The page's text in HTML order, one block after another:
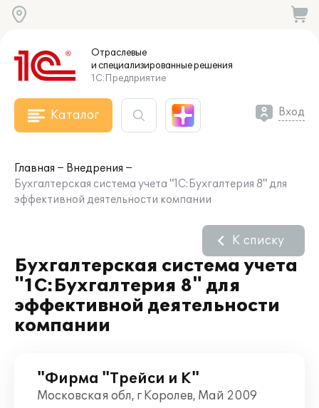
Отраслевые
и специализированныерешения
1С:Предприятие
Каталог Вход
Главная
Внедрения
Бухгалтерская система учета "1С:Бухгалтерия 8" для
эффективной деятельности компании
Бухгалтерская система учета
"1С:Бухгалтерия 8" для
эффективной деятельности
компании
К списку
"Фирма "Трейси и К"
Московская обл, г Королев, Май 2009